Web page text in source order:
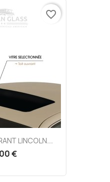
LINCOLN...
€
favorite_border